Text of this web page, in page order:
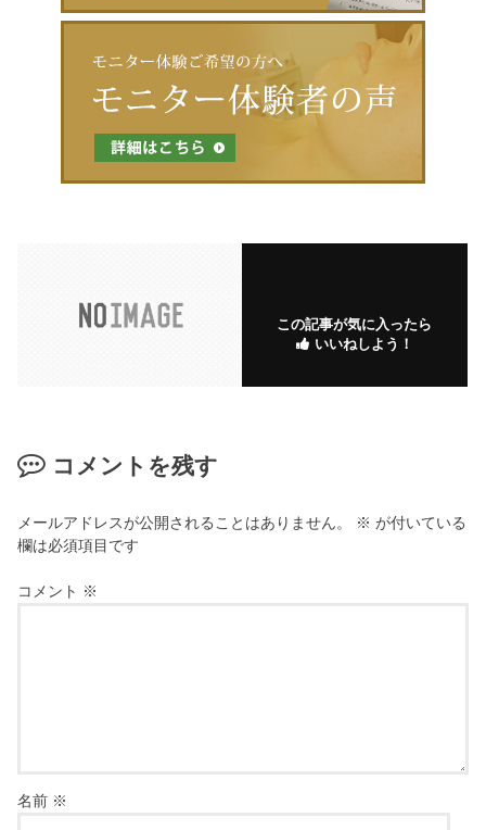
この記事が気に入ったら
いいねしよう！
コメントを残す
メールアドレスが公開されることはありません。 ※ が付いている
欄は必須項目です
コメント ※
名前 ※